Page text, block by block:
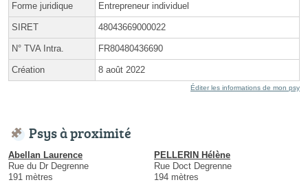
Forme juridique Entrepreneur individuel
SIRET 48043669000022
N° TVA Intra. FR80480436690
Création 8 août 2022
Éditer les informations de mon psy
Psys à proximité
Abellan Laurence
Rue du Dr Degrenne
191 mètres
PELLERIN Hélène
Rue Doct Degrenne
194 mètres